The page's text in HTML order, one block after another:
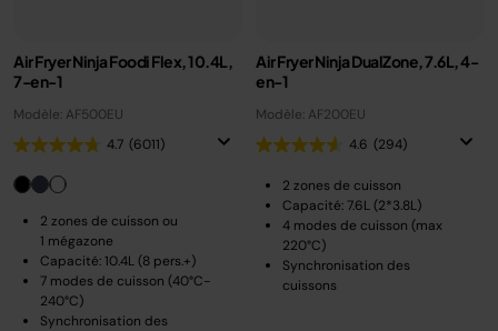
Air Fryer Ninja Foodi Flex, 10.4L,
7-en-1
Modèle: AF500EU
4.7 (6011)
2 zones de cuisson ou
1 mégazone
Capacité: 10.4L (8 pers.+)
7 modes de cuisson (40°C-
240°C)
Synchronisation des
Air Fryer Ninja DualZone, 7.6L, 4-
en-1
Modèle: AF200EU
4.6 (294)
2 zones de cuisson
Capacité: 7.6L (2*3.8L)
4 modes de cuisson (max
220°C)
Synchronisation des
cuissons